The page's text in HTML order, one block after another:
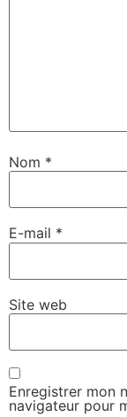
Nom *
E-mail *
Site web
Enregistrer mon
navigateur pour